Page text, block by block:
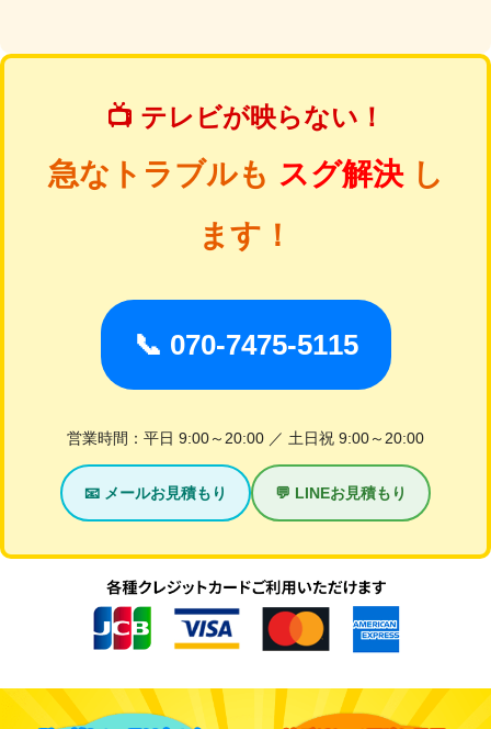
📺 テレビが映らない！
急なトラブルも スグ解決し
ます！
📞 070-7475-5115
営業時間：平日 9:00～20:00 ／ 土日祝 9:00～20:00
📧 メールお見積もり 💬 LINEお見積もり